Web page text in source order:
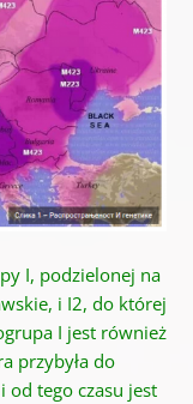
I, podzielonej na
i I2, do której
I jest również
przybyła do
od tego czasu jest